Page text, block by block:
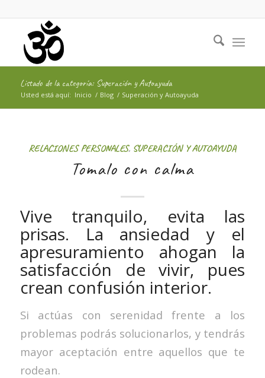
Listado de la categoría: Superación y Autoayuda
Usted está aquí: Inicio / Blog / Superación y Autoayuda
RELACIONES PERSONALES, SUPERACIÓN Y AUTOAYUDA
Tomalo con calma
Vive tranquilo, evita las
prisas. La ansiedad y el
apresuramiento ahogan la
satisfacción de vivir, pues
crean confusión interior.
Si actúas con serenidad frente a los
problemas podrás solucionarlos, y tendrás
mayor aceptación entre aquellos que te
rodean.